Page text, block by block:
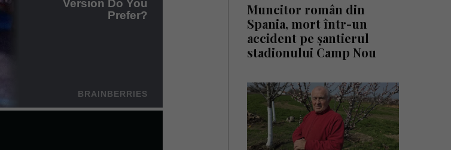
Muncitor român din
Spania, mort într-un
accident pe șantierul
stadionului Camp Nou